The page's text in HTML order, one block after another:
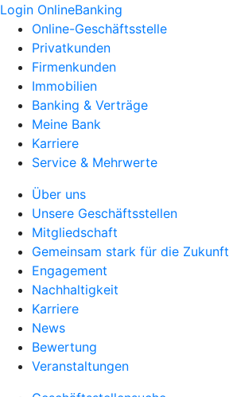
Login OnlineBanking
Online-Geschäftsstelle
Privatkunden
Firmenkunden
Immobilien
Banking & Verträge
Meine Bank
Karriere
Service & Mehrwerte
Über uns
Unsere Geschäftsstellen
Mitgliedschaft
Gemeinsam stark für die Zukunft
Engagement
Nachhaltigkeit
Karriere
News
Bewertung
Veranstaltungen